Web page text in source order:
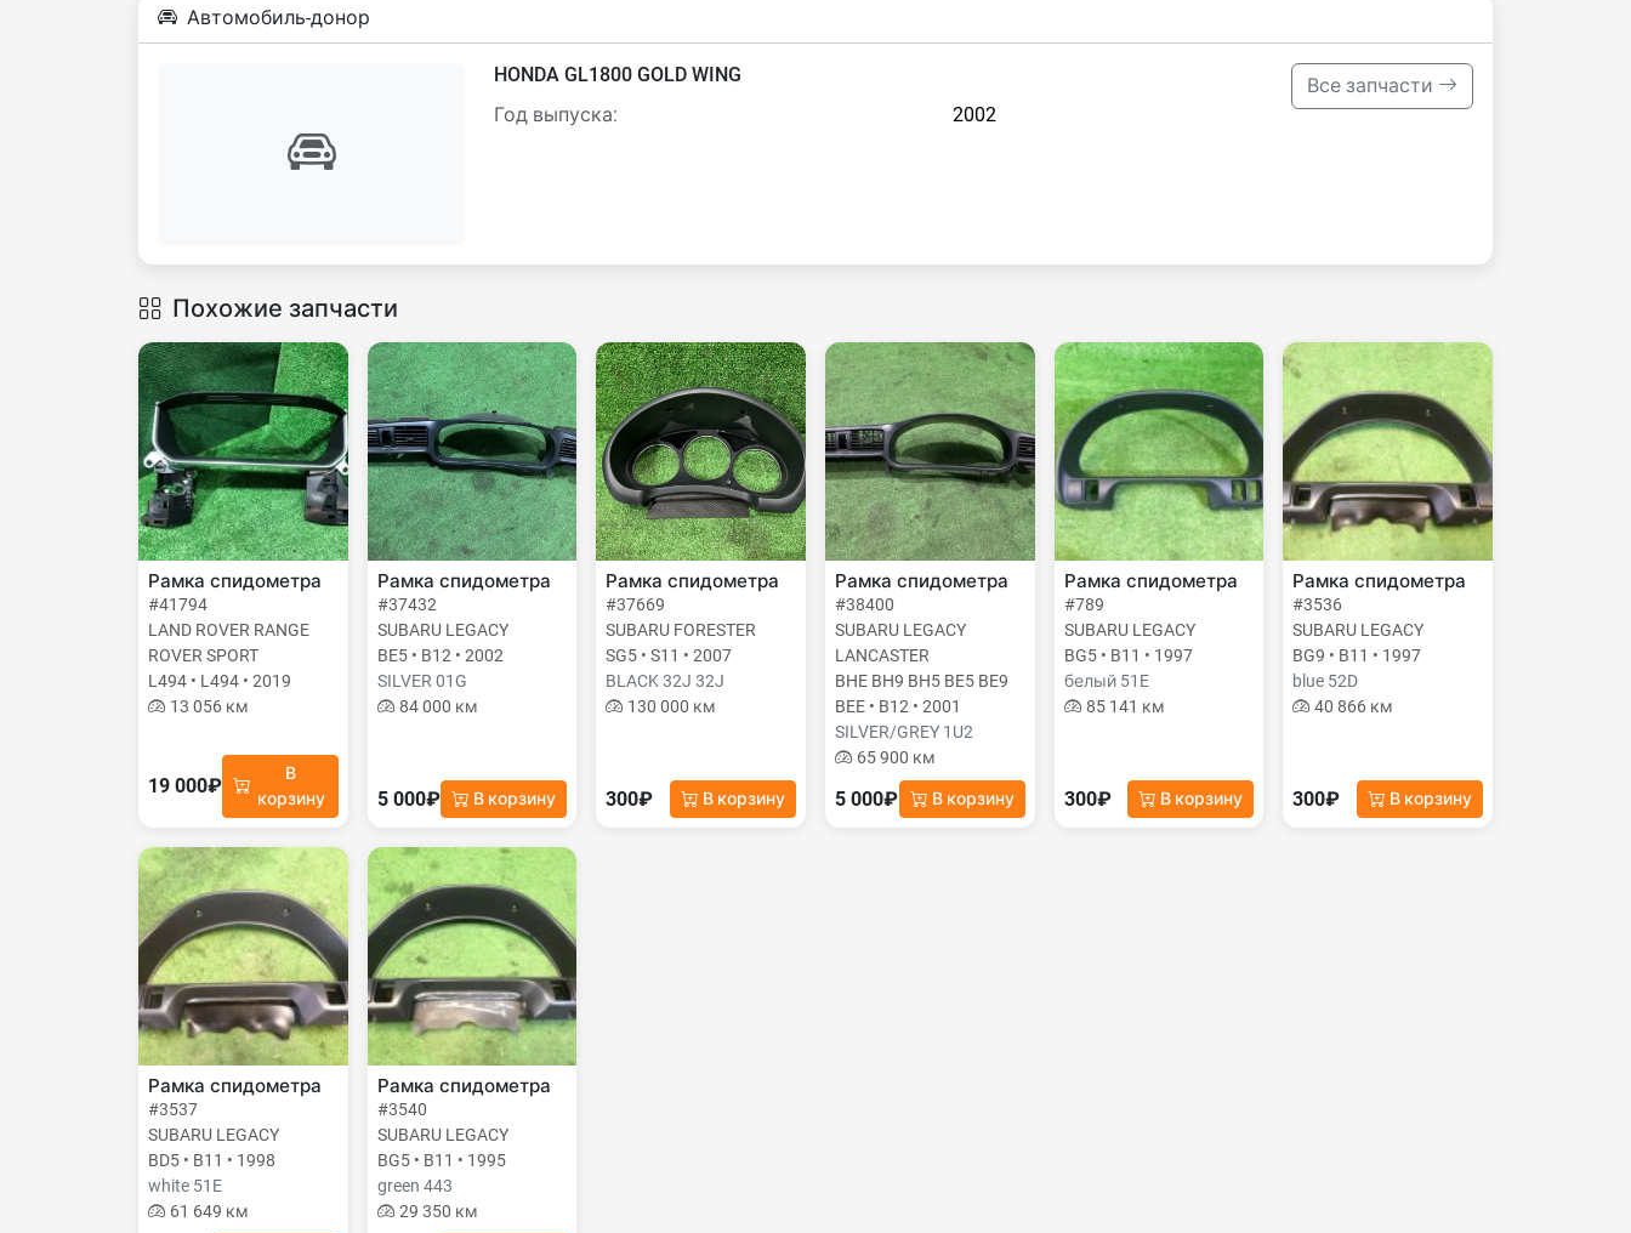
Автомобиль-донор
HONDA GL1800 GOLD WING
Год выпуска:
2002
Все запчасти
Похожие запчасти
Рамка спидометра
#41794
LAND ROVER RANGE
ROVER SPORT
L494 • L494 • 2019
13 056 км
19 000₽
В
корзину
Рамка спидометра
#37432
SUBARU LEGACY
BE5 • B12 • 2002
SILVER 01G
84 000 км
5 000₽ В корзину
Рамка спидометра
#37669
SUBARU FORESTER
SG5 • S11 • 2007
BLACK 32J 32J
130 000 км
300₽ В корзину
Рамка спидометра
#38400
SUBARU LEGACY
LANCASTER
BHE BH9 BH5 BE5 BE9
BEE • B12 • 2001
SILVER/GREY 1U2
65 900 км
5 000₽ В корзину
Рамка спидометра
#789
SUBARU LEGACY
BG5 • B11 • 1997
белый 51E
85 141 км
300₽ В корзину
Рамка спидометра
#3536
SUBARU LEGACY
BG9 • B11 • 1997
blue 52D
40 866 км
300₽ В корзину
Рамка спидометра
#3537
SUBARU LEGACY
BD5 • B11 • 1998
white 51E
61 649 км
Рамка спидометра
#3540
SUBARU LEGACY
BG5 • B11 • 1995
green 443
29 350 км